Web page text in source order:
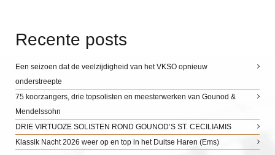
Recente posts
Een seizoen dat de veelzijdigheid van het VKSO opnieuw
onderstreepte
75 koorzangers, drie topsolisten en meesterwerken van Gounod &
Mendelssohn
DRIE VIRTUOZE SOLISTEN ROND GOUNOD’S ST. CECILIAMIS
Klassik Nacht 2026 weer op en top in het Duitse Haren (Ems)